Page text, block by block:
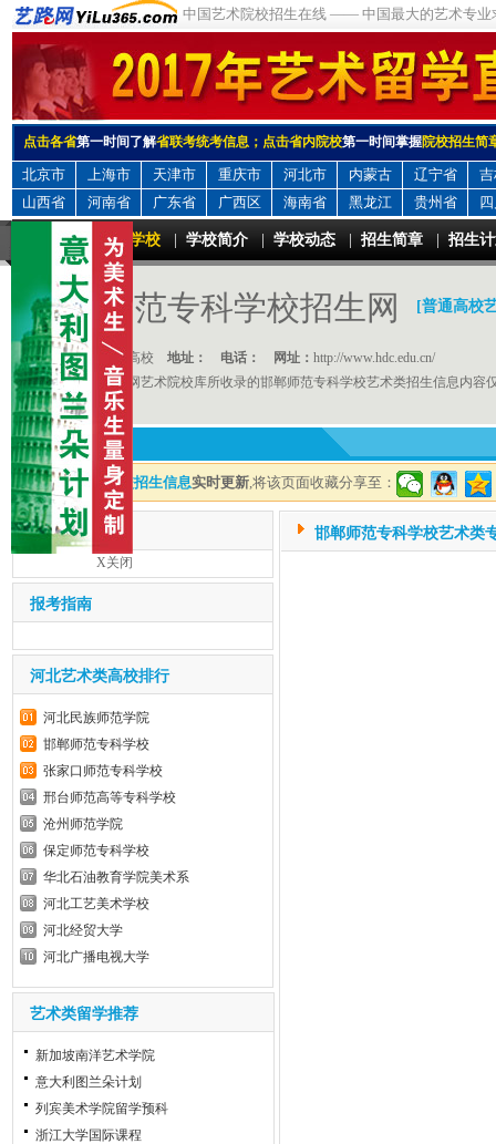
中国艺术院校招生在线 —— 中国最大的艺术专业
点击各省第一时间了解省联考统考信息；点击省内院校第一时间掌握院校招生简
北京市 上海市 天津市 重庆市 河北市 内蒙古 辽宁省
山西省
河南省 广东省 广西区 海南省 黑龙江 贵州省
邯郸师范专科学校 学校简介 学校动态 招生简章 招生
邯郸师范专科学校招生网 [普通高校
院校性质： 普通高校 地址： 电话： 网址： http://www.hdc.edu.cn/
友情提示： 艺路网艺术院校库所收录的邯郸师范专科学校艺术类招生信息内
邯郸师范专科学校招生信息实时更新,将该页面收藏分享至：
X关闭
院校新闻
报考指南
河北艺术类高校排行
河北民族师范学院
邯郸师范专科学校
张家口师范专科学校
邢台师范高等专科学校
沧州师范学院
保定师范专科学校
华北石油教育学院美术系
河北工艺美术学校
河北经贸大学
河北广播电视大学
艺术类留学推荐
新加坡南洋艺术学院
意大利图兰朵计划
列宾美术学院留学预科
浙江大学国际课程
邯郸师范专科学校艺术类